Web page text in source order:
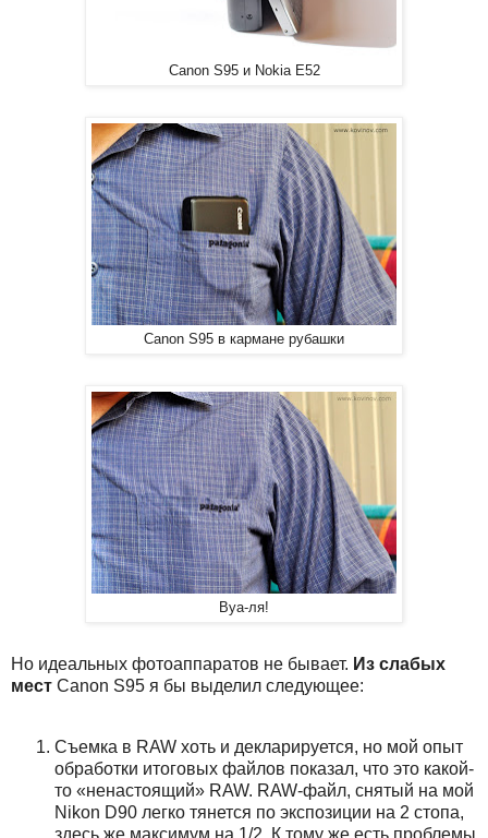
Canon S95 и Nokia E52
Canon S95 в кармане рубашки
Вуа-ля!
Но идеальных фотоаппаратов не бывает. Из слабых
мест Canon S95 я бы выделил следующее:
Съемка в RAW хоть и декларируется, но мой опыт
обработки итоговых файлов показал, что это какой-
то «ненастоящий» RAW. RAW-файл, снятый на мой
Nikon D90 легко тянется по экспозиции на 2 стопа,
здесь же максимум на 1/2. К тому же есть проблемы